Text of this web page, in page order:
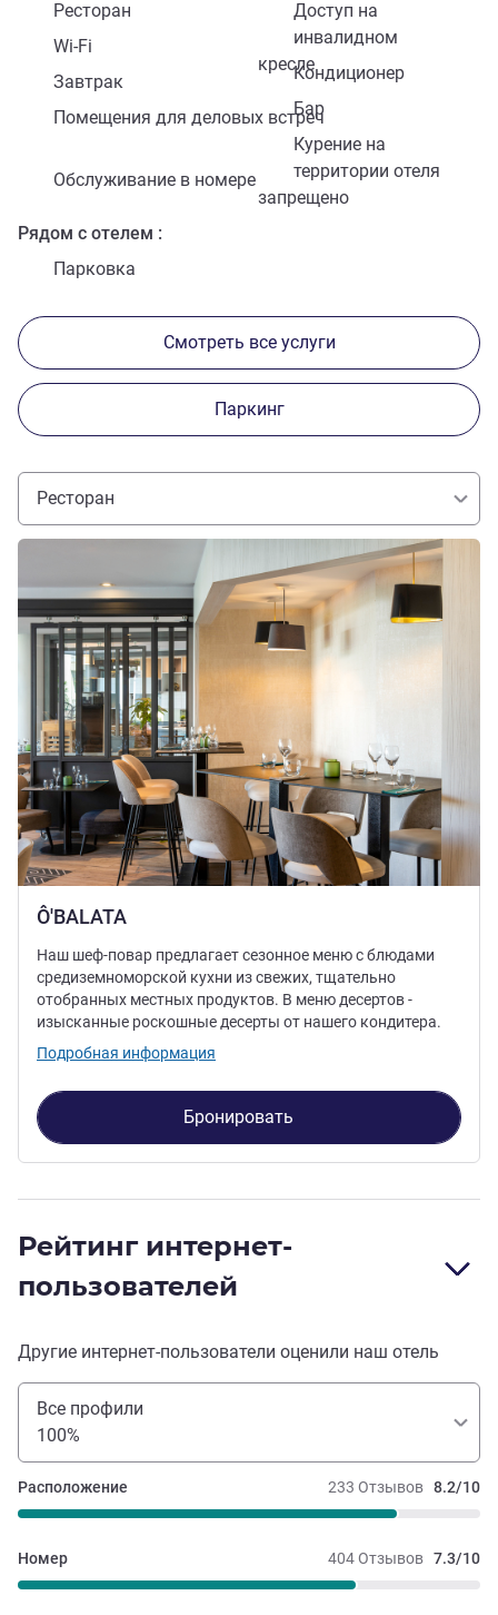
Ресторан
Доступ на
инвалидном
кресле
Wi-Fi
Кондиционер
Завтрак
Бар
Помещения для деловых встреч
Курение на
территории отеля
запрещено
Обслуживание в номере
Рядом с отелем
Парковка
Смотреть все услуги
Паркинг
Ресторан
Ô'BALATA
Подробная информация
Наш шеф-повар предлагает сезонное меню с блюдами
средиземноморской кухни из свежих, тщательно
отобранных местных продуктов. В меню десертов -
изысканные роскошные десерты от нашего кондитера.
Подробная информация
Бронировать
Рейтинг интернет-
пользователей
Другие интернет-пользователи оценили наш отель
Все профили
100%
233 Отзывов 8.2/10
Расположение
404 Отзывов 7.3/10
Номер